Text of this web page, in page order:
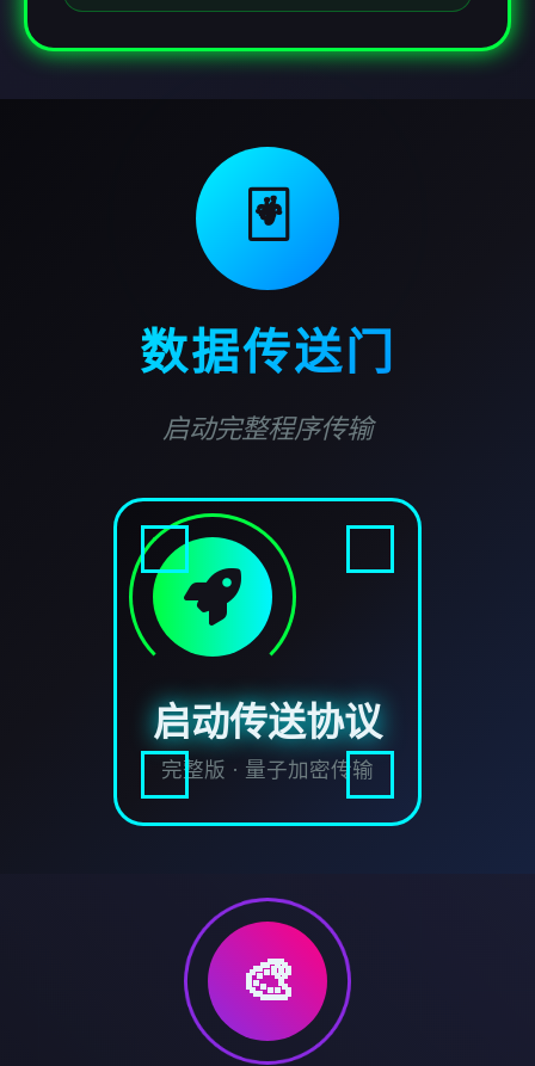
🃏
数据传送门
启动完整程序传输
启动传送协议
完整版 · 量子加密传输
🎨